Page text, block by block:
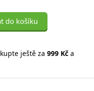
do košíku
ještě za 999 Kč a